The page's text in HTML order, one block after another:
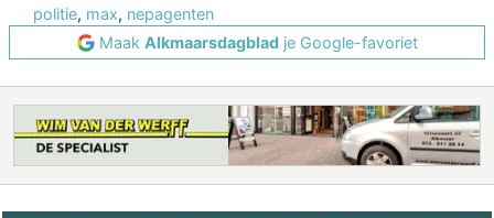
politie, max, nepagenten
Maak Alkmaarsdagbladje Google-favoriet